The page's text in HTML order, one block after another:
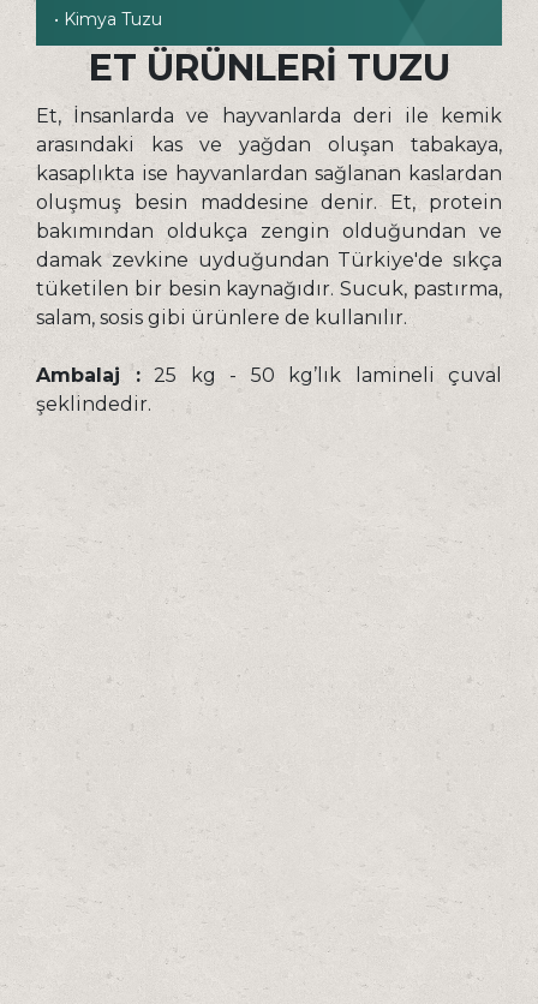
• Kimya Tuzu
ET ÜRÜNLERI TUZU
Et, İnsanlarda ve hayvanlarda deri ile kemik
arasındaki kas ve yağdan oluşan tabakaya,
kasaplıkta ise hayvanlardan sağlanan kaslardan
oluşmuş besin maddesine denir. Et, protein
bakımından oldukça zengin olduğundan ve
damak zevkine uyduğundan Türkiye'de sıkça
tüketilen bir besin kaynağıdır. Sucuk, pastırma,
salam, sosis gibi ürünlere de kullanılır.
Ambalaj :25 kg - 50 kg’lık lamineli çuval
şeklindedir.